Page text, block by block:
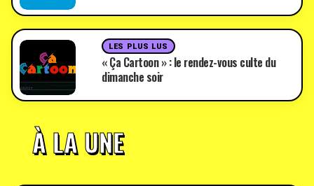
LES PLUS LUS
« Ça Cartoon » : le rendez-vous culte du
dimanche soir
À LA UNE